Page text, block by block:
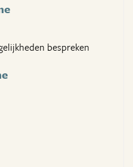
bespreken